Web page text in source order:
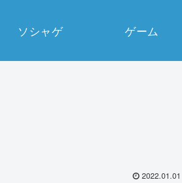
ソシャゲ ゲーム
2022.01.01